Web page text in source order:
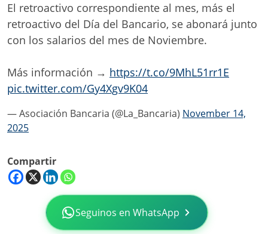
El retroactivo correspondiente al mes, más el
retroactivo del Día del Bancario, se abonará junto
con los salarios del mes de Noviembre.
Más información → https://t.co/9MhL51rr1E
pic.twitter.com/Gy4Xgv9K04
— Asociación Bancaria (@La_Bancaria) November 14,
2025
Compartir
Seguinos en WhatsApp